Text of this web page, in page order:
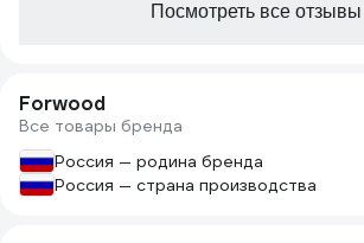
Посмотреть все отзывы
Forwood
Все товары бренда
Россия — родина бренда
Россия — страна производства